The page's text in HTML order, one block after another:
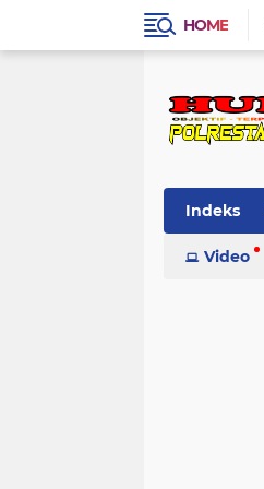
HOME
Indeks
Standard
Video